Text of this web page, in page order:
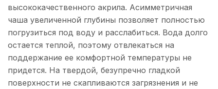
Обвязка для ванны MRB1-EX McALPINE
1 263 руб. x 1 шт
Обвязка полуавтомат L575мм MRB2CB-
PB McALPINE
4 031 руб. x 1 шт
высококачественного акрила. Асимметричная
чаша увеличенной глубины позволяет полностью
погрузиться под воду и расслабиться. Вода долго
остается теплой, поэтому отвлекаться на
поддержание ее комфортной температуры не
придется. На твердой, безупречно гладкой
поверхности не скапливаются загрязнения и не